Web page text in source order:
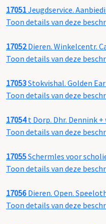
17051Jeugdservice.
Toon details van deze
17052Dieren. Winkelcentr.
Toon details van deze
17053Stokvishal. Golden
Toon details van deze
17054t Dorp. Dhr. Dennink
Toon details van deze
17055Schermles voor
Toon details van deze
17056 Dieren. Open.
Toon details van deze